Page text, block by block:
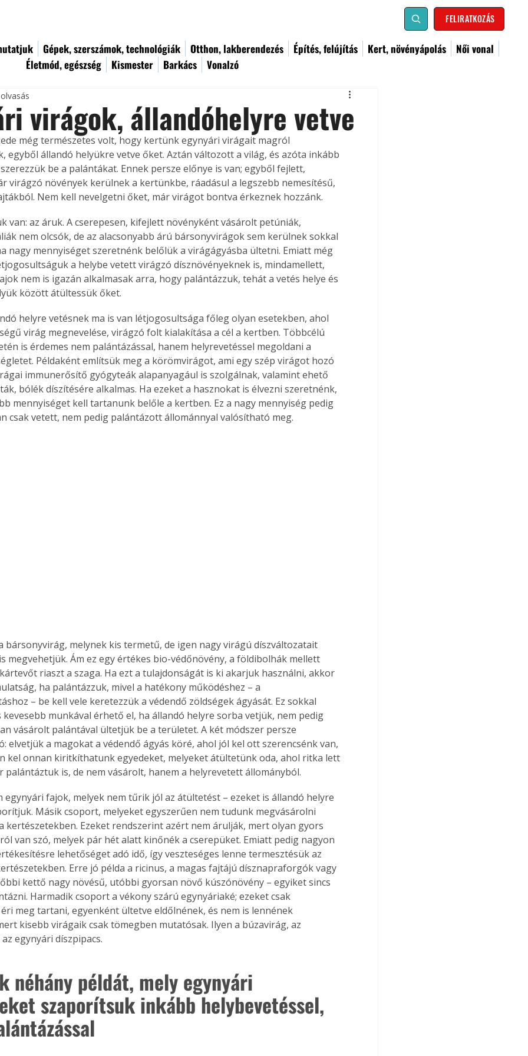
FELIRATKOZÁS
Gépek, szerszámok, technológiák Otthon, lakberendezés Építés, felújítás Kert, növényápolás
Női vonal
Életmód, egészség
Kismester Barkács Vonalzó
virágok, állandóhelyre vetve
még természetes volt, hogy kertünk egynyári virágait magról
egyből állandó helyükre vetve őket. Aztán változott a világ, és azóta inkább
be a palántákat. Ennek persze előnye is van; egyből fejlett,
virágzó növények kerülnek a kertünkbe, ráadásul a legszebb nemesítésű,
Nem kell nevelgetni őket, már virágot bontva érkeznek hozzánk.
van: az áruk. A cserepesen, kifejlett növényként vásárolt petúniák,
nem olcsók, de az alacsonyabb árú bársonyvirágok sem kerülnek sokkal
nagy mennyiséget szeretnénk belőlük a virágágyásba ültetni. Emiatt még
a helybe vetett virágzó dísznövényeknek is, mindamellett,
nem is igazán alkalmasak arra, hogy palántázzuk, tehát a vetés helye és
között átültessük őket.
helyre vetésnek ma is van létjogosultsága főleg olyan esetekben, ahol
virág megnevelése, virágzó folt kialakítása a cél a kertben. Többcélú
is érdemes nem palántázással, hanem helyrevetéssel megoldani a
Példaként említsük meg a körömvirágot, ami egy szép virágot hozó
immunerősítő gyógyteák alapanyagául is szolgálnak, valamint ehető
bólék díszítésére alkalmas. Ha ezeket a hasznokat is élvezni szeretnénk,
mennyiséget kell tartanunk belőle a kertben. Ez a nagy mennyiség pedig
csak vetett, nem pedig palántázott állománnyal valósítható meg.
bársonyvirág, melynek kis termetű, de igen nagy virágú díszváltozatait
megvehetjük. Ám ez egy értékes bio-védőnövény, a földibolhák mellett
riaszt a szaga. Ha ezt a tulajdonságát is ki akarjuk használni, akkor
ha palántázzuk, mivel a hatékony működéshez – a
– be kell vele keretezzük a védendő zöldségek ágyását. Ez sokkal
kevesebb munkával érhető el, ha állandó helyre sorba vetjük, nem pedig
vásárolt palántával ültetjük be a területet. A két módszer persze
elvetjük a magokat a védendő ágyás köré, ahol jól kel ott szerencsénk van,
kel onnan kiritkíthatunk egyedeket, melyeket átültetünk oda, ahol ritka lett
palántáztuk is, de nem vásárolt, hanem a helyrevetett állományból.
egynyári fajok, melyek nem tűrik jól az átültetést – ezeket is állandó helyre
Másik csoport, melyeket egyszerűen nem tudunk megvásárolni
kertészetekben. Ezeket rendszerint azért nem árulják, mert olyan gyors
van szó, melyek pár hét alatt kinőnék a cserepüket. Emiatt pedig nagyon
lehetőséget adó idő, így veszteséges lenne termesztésük az
Erre jó példa a ricinus, a magas fajtájú dísznapraforgók vagy
kettő nagy növésű, utóbbi gyorsan növő kúszónövény – egyiket sincs
Harmadik csoport a vékony szárú egynyáriaké; ezeket csak
meg tartani, egyenként ültetve eldőlnének, és nem is lennének
kisebb virágaik csak tömegben mutatósak. Ilyen a búzavirág, az
egynyári díszpipacs.
néhány példát, mely egynyári
szaporítsuk inkább helybevetéssel,